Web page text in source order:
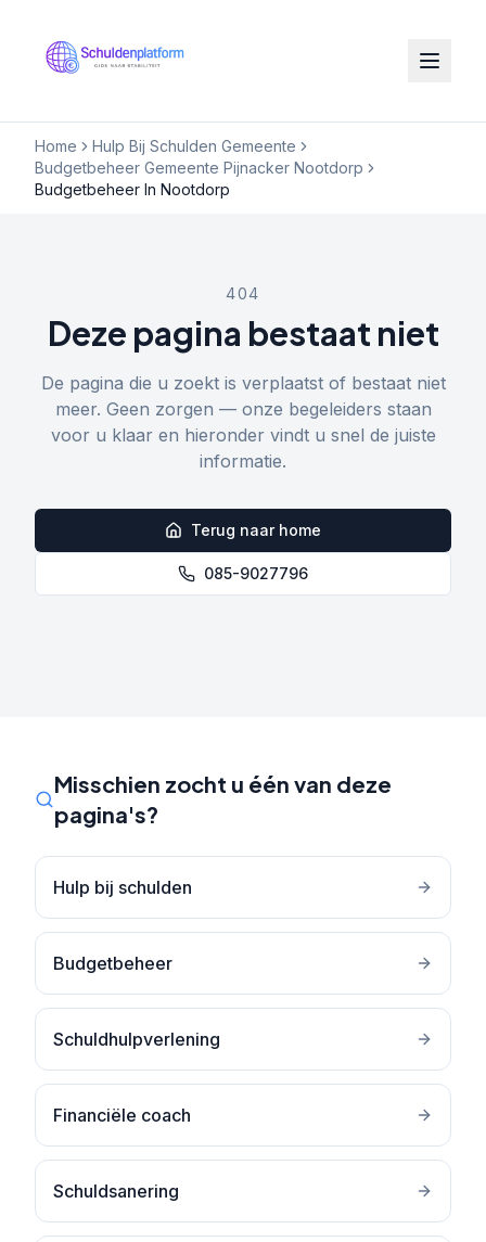
Home
Hulp Bij Schulden Gemeente
Budgetbeheer Gemeente Pijnacker Nootdorp
Budgetbeheer In Nootdorp
404
Deze pagina bestaat niet
De pagina die u zoekt is verplaatst of bestaat niet
meer. Geen zorgen — onze begeleiders staan
voor u klaar en hieronder vindt u snel de juiste
informatie.
Terug naar home
085-9027796
Misschien zocht u één van deze
pagina's?
Hulp bij schulden
Budgetbeheer
Schuldhulpverlening
Financiële coach
Schuldsanering